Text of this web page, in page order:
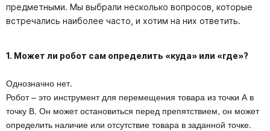
предметными. Мы выбрали несколько вопросов, которые
встречались наиболее часто, и хотим на них ответить.
1. Может ли робот сам определить «куда» или «где»?
Однозначно нет.
Робот – это инструмент для перемещения товара из точки А в
точку В. Он может остановиться перед препятствием, он может
определить наличие или отсутствие товара в заданной точке.